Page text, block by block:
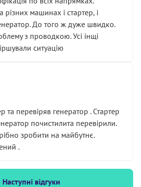
різних машинах і стартер, і
До того ж дуже швидко.
з проводкою. Усі інщі
ситуацію
та перевіряв генератор . Стартер
почистилита перевірили.
зробити на майбутнє.
.
Наступні відгуки